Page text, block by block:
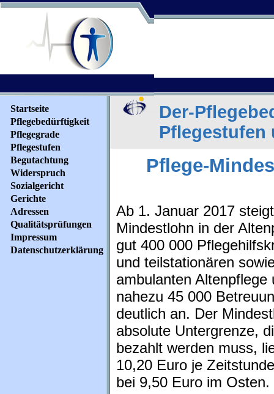
Der-
Pflegestufen
Pflege-
Ab 1. Januar 2017
Mindestlohn in der
gut 400 000
und teilstationären
ambulanten Altenpflege
nahezu 45 000
deutlich an. Der
absolute Untergrenze,
bezahlt werden muss,
10,20 Euro je
bei 9,50 Euro im Osten.
Startseite
Pflegebedürftigkeit
Pflegegrade
Pflegestufen
Begutachtung
Widerspruch
Sozialgericht
Gerichte
Adressen
Qualitätsprüfungen
Impressum
Datenschutzerklärung